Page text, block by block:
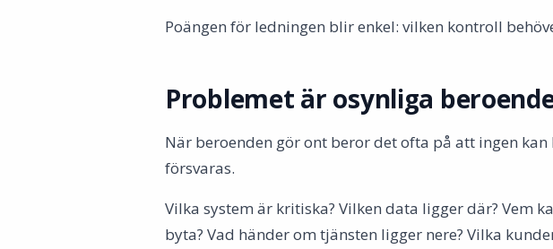
Poängen för ledningen blir enkel: vilken kontroll
Problemet är osynliga
När beroenden gör ont beror det ofta på att ingen
försvaras.
Vilka system är kritiska? Vilken data ligger där? Vem
byta? Vad händer om tjänsten ligger nere? Vilka